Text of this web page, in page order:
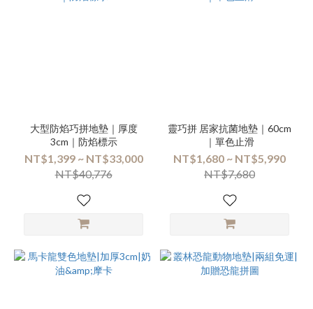
大型防焰巧拼地墊｜厚度
3cm｜防焰標示
NT$1,399 ~ NT$33,000
NT$40,776
靈巧拼 居家抗菌地墊｜60cm
｜單色止滑
NT$1,680 ~ NT$5,990
NT$7,680